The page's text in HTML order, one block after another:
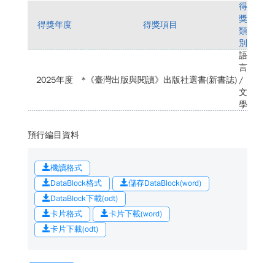
得獎年度 得獎項目
得
獎
類
別
2025年度 *《臺灣出版與閱讀》出版社選書(新書誌)
語
言
/
文
學
預行編目資料
機讀格式
DataBlock格式
儲存DataBlock(word)
DataBlock下載(odt)
卡片格式
卡片下載(word)
卡片下載(odt)